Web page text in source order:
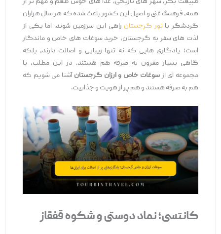
طبیعت بکر، شهر های تاریخی، غذا های خوش ‌طعم و مهم ‌تر از
همه، فرهنگ غنی و اصیل این کشور باعث شده که هر سال هزاران
گردشگر باتور گرجستانراهی این سرزمین شوند. اما یکی از
لذت‌ های سفر به گرجستان، خرید سوغات ‌های خاص و ماندگار
است؛ یادگاری‌ هایی که نه‌ تنها زیبایی و اصالت دارند، بلکه
گاهی بسیار مقرون ‌به ‌صرفه هم هستند. در این مطلب، با
مجموعه ‌ای از سوغات خاص و ارزان گرجستانآشنا می ‌شویم که
هم به‌ صرفه هستند و هم پر از هویت و جذابیت.
کانتسی؛ نماد دوستی و شکوه قفقاز